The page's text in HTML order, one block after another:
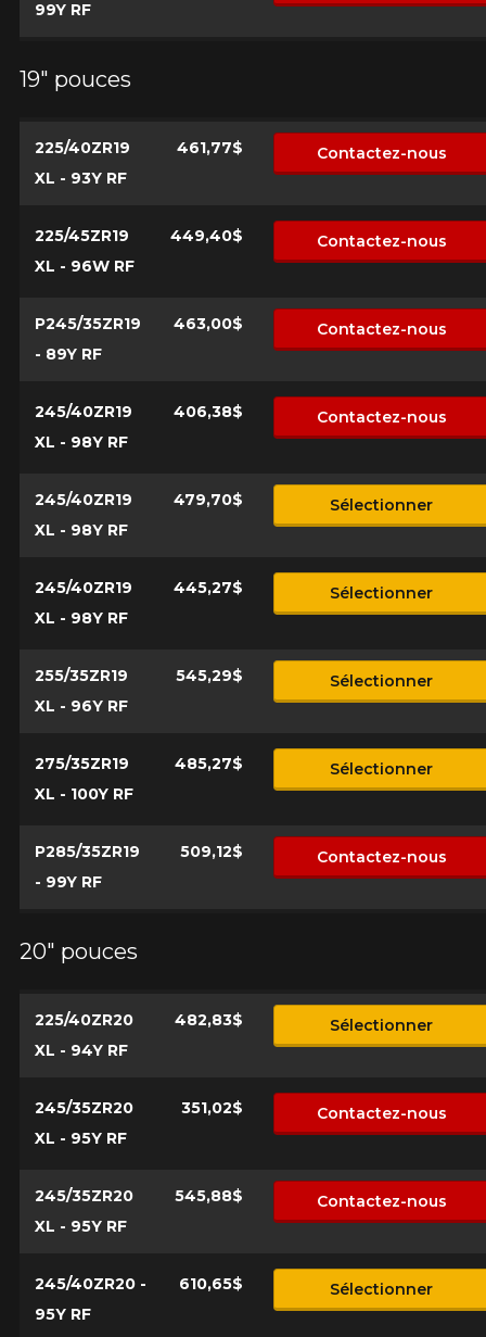
99Y RF
19" pouces
225/40ZR19
XL - 93Y RF
461,77$ Contactez-nous
225/45ZR19
XL - 96W RF
449,40$ Contactez-nous
P245/35ZR19
- 89Y RF
463,00$ Contactez-nous
245/40ZR19
XL - 98Y RF
406,38$ Contactez-nous
245/40ZR19
XL - 98Y RF
479,70$ Sélectionner
245/40ZR19
XL - 98Y RF
445,27$ Sélectionner
255/35ZR19
XL - 96Y RF
545,29$ Sélectionner
275/35ZR19
XL - 100Y RF
485,27$ Sélectionner
P285/35ZR19
- 99Y RF
509,12$ Contactez-nous
20" pouces
225/40ZR20
XL - 94Y RF
482,83$ Sélectionner
245/35ZR20
XL - 95Y RF
351,02$ Contactez-nous
245/35ZR20
XL - 95Y RF
545,88$ Contactez-nous
245/40ZR20 -
95Y RF
610,65$ Sélectionner